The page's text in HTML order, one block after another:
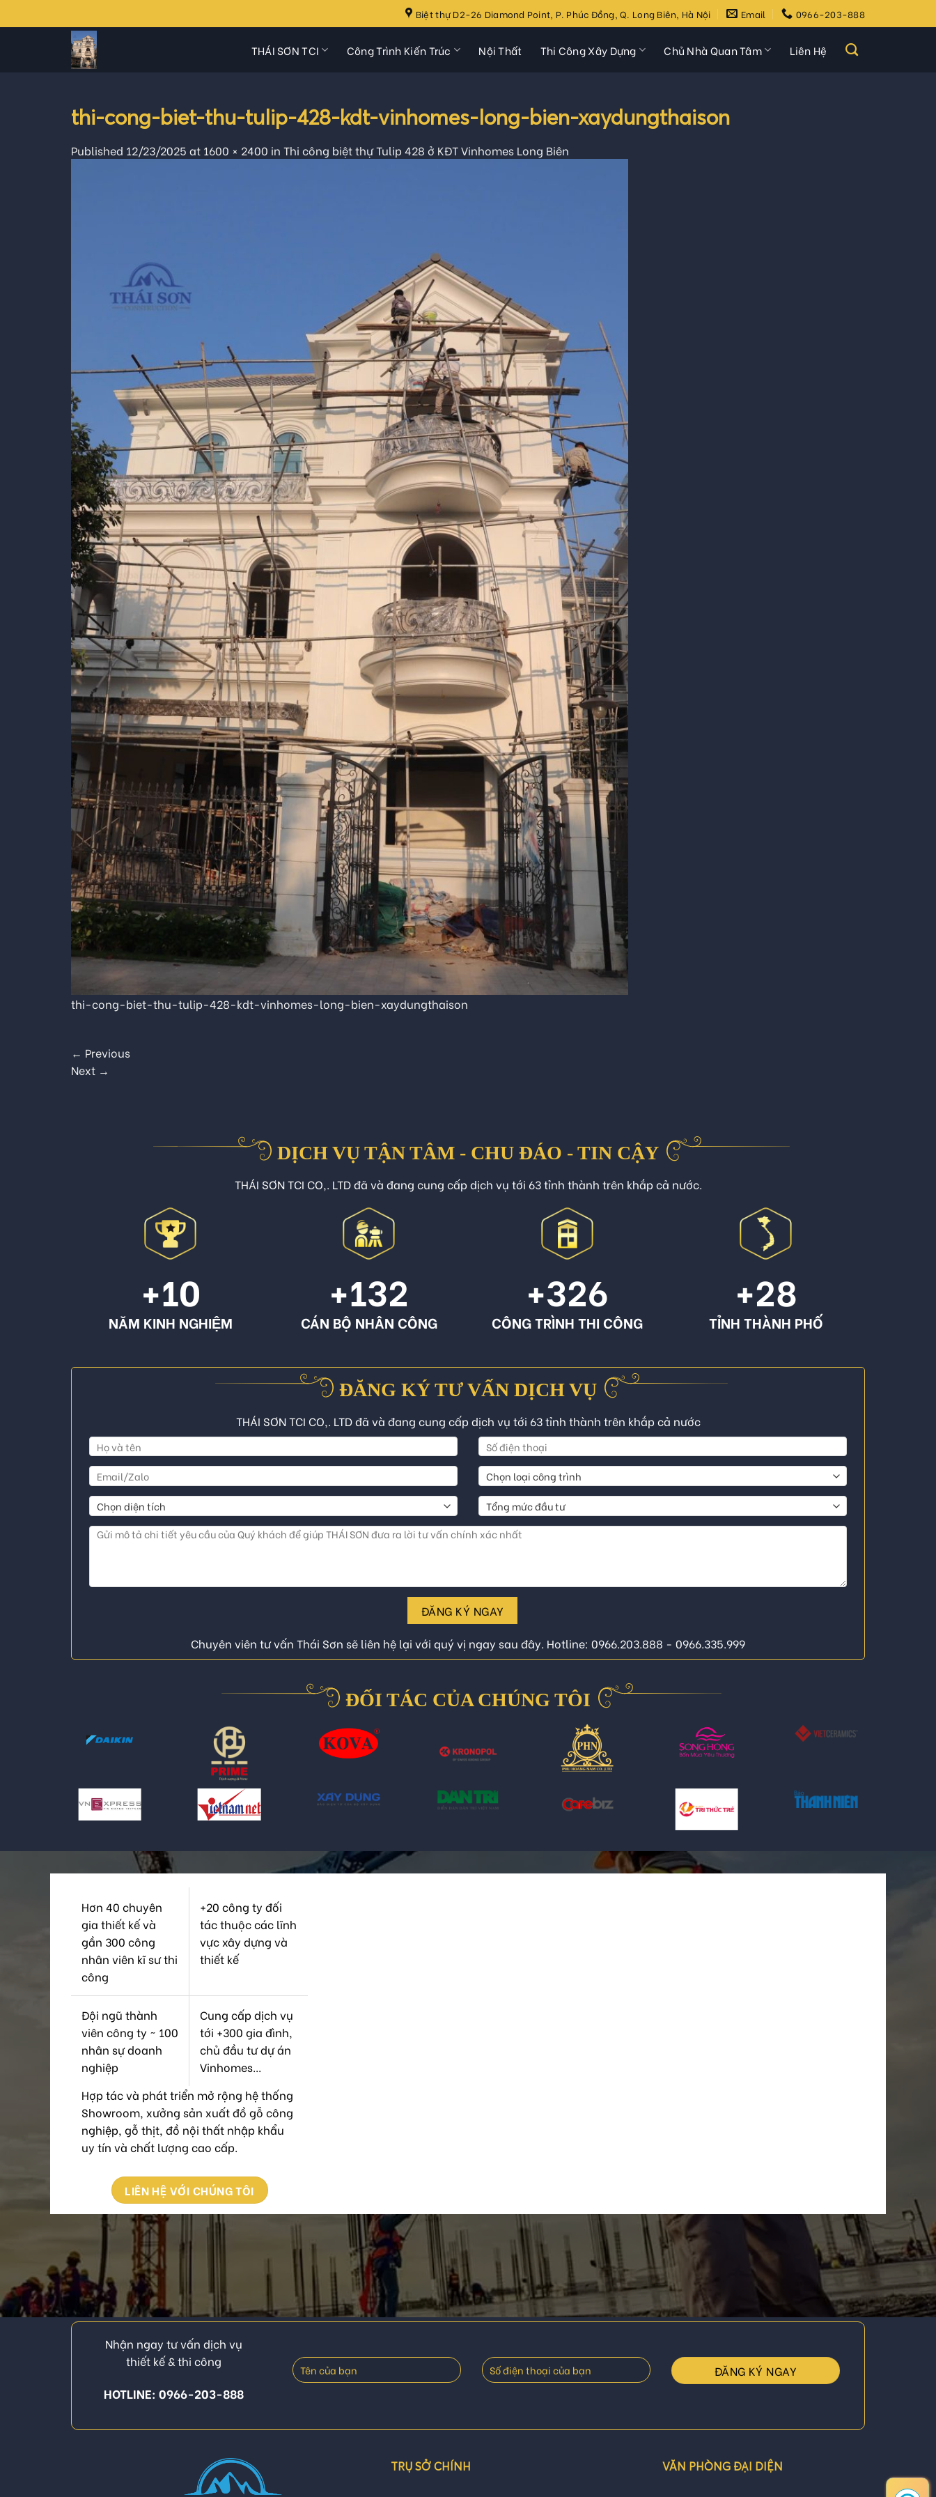
to
Biệt thự D2-26 Diamond Point, P. Phúc Đồng, Q. Long Biên, Hà Nội Email 0966-203-888
THÁI SƠN TCI Công Trình Kiến Trúc Nội Thất Thi Công Xây Dựng Chủ Nhà Quan Tâm Liên Hệ
thi-cong-biet-thu-tulip-428-kdt-vinhomes-long-bien-xaydungthaison
Published 12/23/2025 at 1600 × 2400 in Thi công biệt thự Tulip 428 ở KĐT Vinhomes Long Biên
thi-cong-biet-thu-tulip-428-kdt-vinhomes-long-bien-xaydungthaison
← Previous
Next →
DỊCH VỤ TẬN TÂM - CHU ĐÁO - TIN CẬY
THÁI SƠN TCI CO,. LTD đã và đang cung cấp dịch vụ tới 63 tỉnh thành trên khắp cả nước.
+10
NĂM KINH NGHIỆM
+132
CÁN BỘ NHÂN CÔNG
+326
CÔNG TRÌNH THI CÔNG
+28
TỈNH THÀNH PHỐ
ĐĂNG KÝ TƯ VẤN DỊCH VỤ
THÁI SƠN TCI CO,. LTD đã và đang cung cấp dịch vụ tới 63 tỉnh thành trên khắp cả nước
ĐĂNG KÝ NGAY
Chuyên viên tư vấn Thái Sơn sẽ liên hệ lại với quý vị ngay sau đây. Hotline: 0966.203.888 - 0966.335.999
ĐỐI TÁC CỦA CHÚNG TÔI
Hơn 40 chuyên
gia thiết kế và
gần 300 công
nhân viên kĩ sư thi
công
+20 công ty đối
tác thuộc các lĩnh
vực xây dựng và
thiết kế
Đội ngũ thành
viên công ty ~ 100
nhân sự doanh
nghiệp
Cung cấp dịch vụ
tới +300 gia đình,
chủ đầu tư dự án
Vinhomes...
Hợp tác và phát triển mở rộng hệ thống
Showroom, xưởng sản xuất đồ gỗ công
nghiệp, gỗ thịt, đồ nội thất nhập khẩu
uy tín và chất lượng cao cấp.
LIÊN HỆ VỚI CHÚNG TÔI
Nhận ngay tư vấn dịch vụ
thiết kế & thi công
HOTLINE: 0966-203-888
TRỤ SỞ CHÍNH VĂN PHÒNG ĐẠI DIỆN